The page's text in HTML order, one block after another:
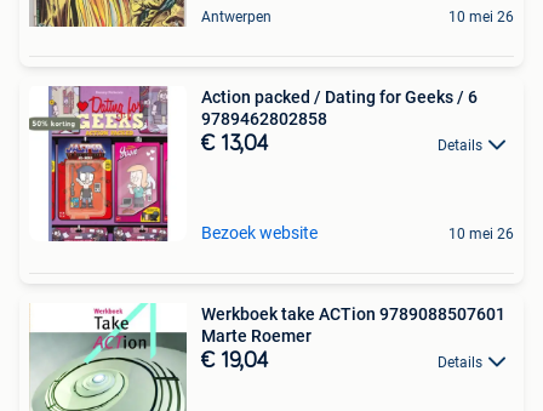
Antwerpen 10 mei 26
Action packed / Dating for Geeks / 6
9789462802858
€ 13,04 Details
Bezoek website 10 mei 26
Werkboek take ACTion 9789088507601
Marte Roemer
€ 19,04 Details